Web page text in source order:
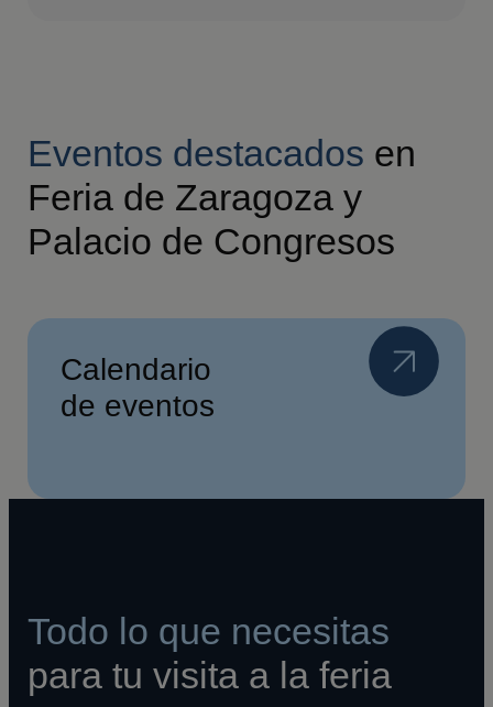
Eventos destacados en
Feria de Zaragoza y
Palacio de Congresos
Calendario
de eventos
Todo lo que necesitas
para tu visita a la feria